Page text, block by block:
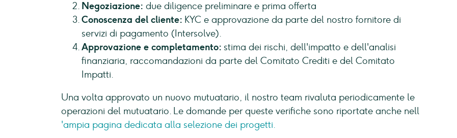
Negoziazione: due diligence preliminare e prima offerta
Conoscenza del cliente: KYC e approvazione da parte del nostro fornitore di
servizi di pagamento (Intersolve).
Approvazione e completamento: stima dei rischi, dell'impatto e dell'analisi
finanziaria, raccomandazioni da parte del Comitato Crediti e del Comitato
Impatti.
Una volta approvato un nuovo mutuatario, il nostro team rivaluta periodicamente le
operazioni del mutuatario. Le domande per queste verifiche sono riportate anche nell
'ampia pagina dedicata alla selezione dei progetti.